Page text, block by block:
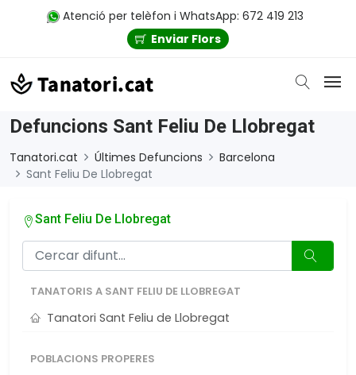
Atenció per telèfon i WhatsApp: 672 419 213
Enviar Flors
Defuncions Sant Feliu De Llobregat
Tanatori.cat Últimes Defuncions
Barcelona
Sant Feliu De Llobregat
Sant Feliu De Llobregat
TANATORIS A SANT FELIU DE LLOBREGAT
Tanatori Sant Feliu de Llobregat
POBLACIONS PROPERES